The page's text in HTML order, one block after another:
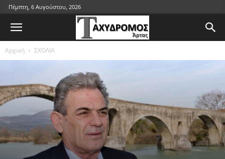
Πέμπτη, 6 Αυγούστου, 2026
Αρχική ΣΧΟΛΙΑ